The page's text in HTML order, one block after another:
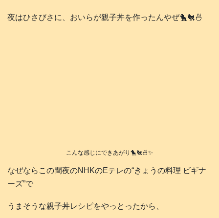
夜はひさびさに、おいらが親子丼を作ったんやぜ🐤🐔🍜
こんな感じにできあがり🐤🐔🍜✨
なぜならこの間夜のNHKのEテレの“きょうの料理 ビギナ
ーズ”で
うまそうな親子丼レシピをやっとったから、